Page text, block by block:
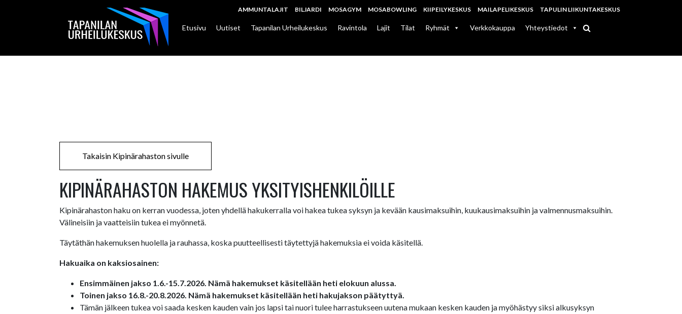
AMMUNTALAJIT BILJARDI MOSAGYM MOSABOWLING KIIPEILYKESKUS MAILAPELIKESKUS TAPULIN LIIKUNTAKESKUS
Etusivu Uutiset Tapanilan Urheilukeskus Ravintola Lajit Tilat Ryhmät Verkkokauppa Yhteystiedot
Takaisin Kipinärahaston sivulle
KIPINÄRAHASTON HAKEMUS YKSITYISHENKILÖILLE
Kipinärahaston haku on kerran vuodessa, joten yhdellä hakukerralla voi hakea tukea syksyn ja kevään kausimaksuihin, kuukausimaksuihin ja valmennusmaksuihin.
Välineisiin ja vaatteisiin tukea ei myönnetä.
Täytäthän hakemuksen huolella ja rauhassa, koska puutteellisesti täytettyjä hakemuksia ei voida käsitellä.
Hakuaika on kaksiosainen:
Ensimmäinen jakso 1.6.-15.7.2026. Nämä hakemukset käsitellään heti elokuun alussa.
Toinen jakso 16.8.-20.8.2026. Nämä hakemukset käsitellään heti hakujakson päätyttyä.
Tämän jälkeen tukea voi saada kesken kauden vain jos lapsi tai nuori tulee harrastukseen uutena mukaan kesken kauden ja myöhästyy siksi alkusyksyn